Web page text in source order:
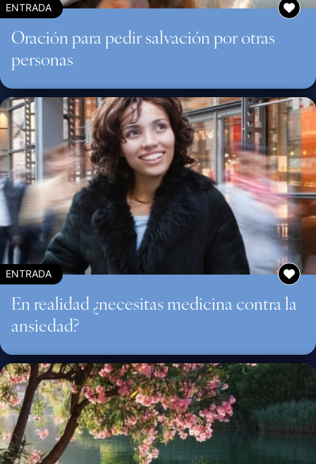
ENTRADA
Oración para pedir salvación por otras
personas
ENTRADA
En realidad ¿necesitas medicina contra la
ansiedad?